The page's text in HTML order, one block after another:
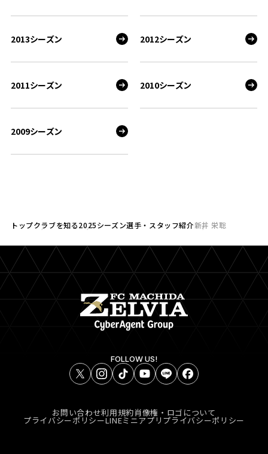
2013シーズン 2012シーズン
2011シーズン 2010シーズン
2009シーズン
トップクラブを知る2025シーズン選手・スタッフ紹介新井 栄聡
FOLLOW US!
お問い合わせ利用規約肖像権・ロゴについて
プライバシーポリシーLINEミニアプリプライバシーポリシー